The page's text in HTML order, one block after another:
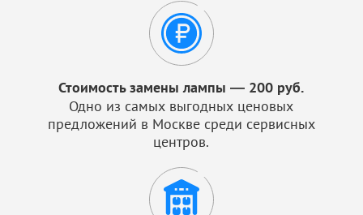
Стоимость замены лампы — 200 руб.
Одно из самых выгодных ценовых
предложений в Москве среди сервисных
центров.